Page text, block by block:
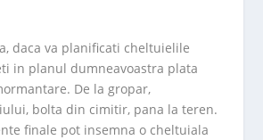
daca va planificati cheltuielile
in planul dumneavoastra plata
De la gropar,
bolta din cimitir, pana la teren.
finale pot insemna o cheltuiala